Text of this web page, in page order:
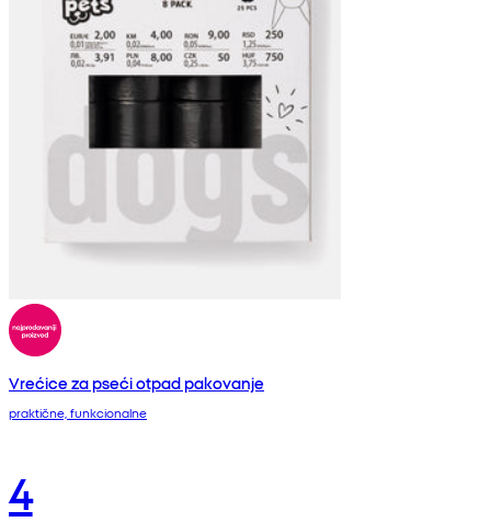
Vrećice za pseći otpad pakovanje
praktične, funkcionalne
4